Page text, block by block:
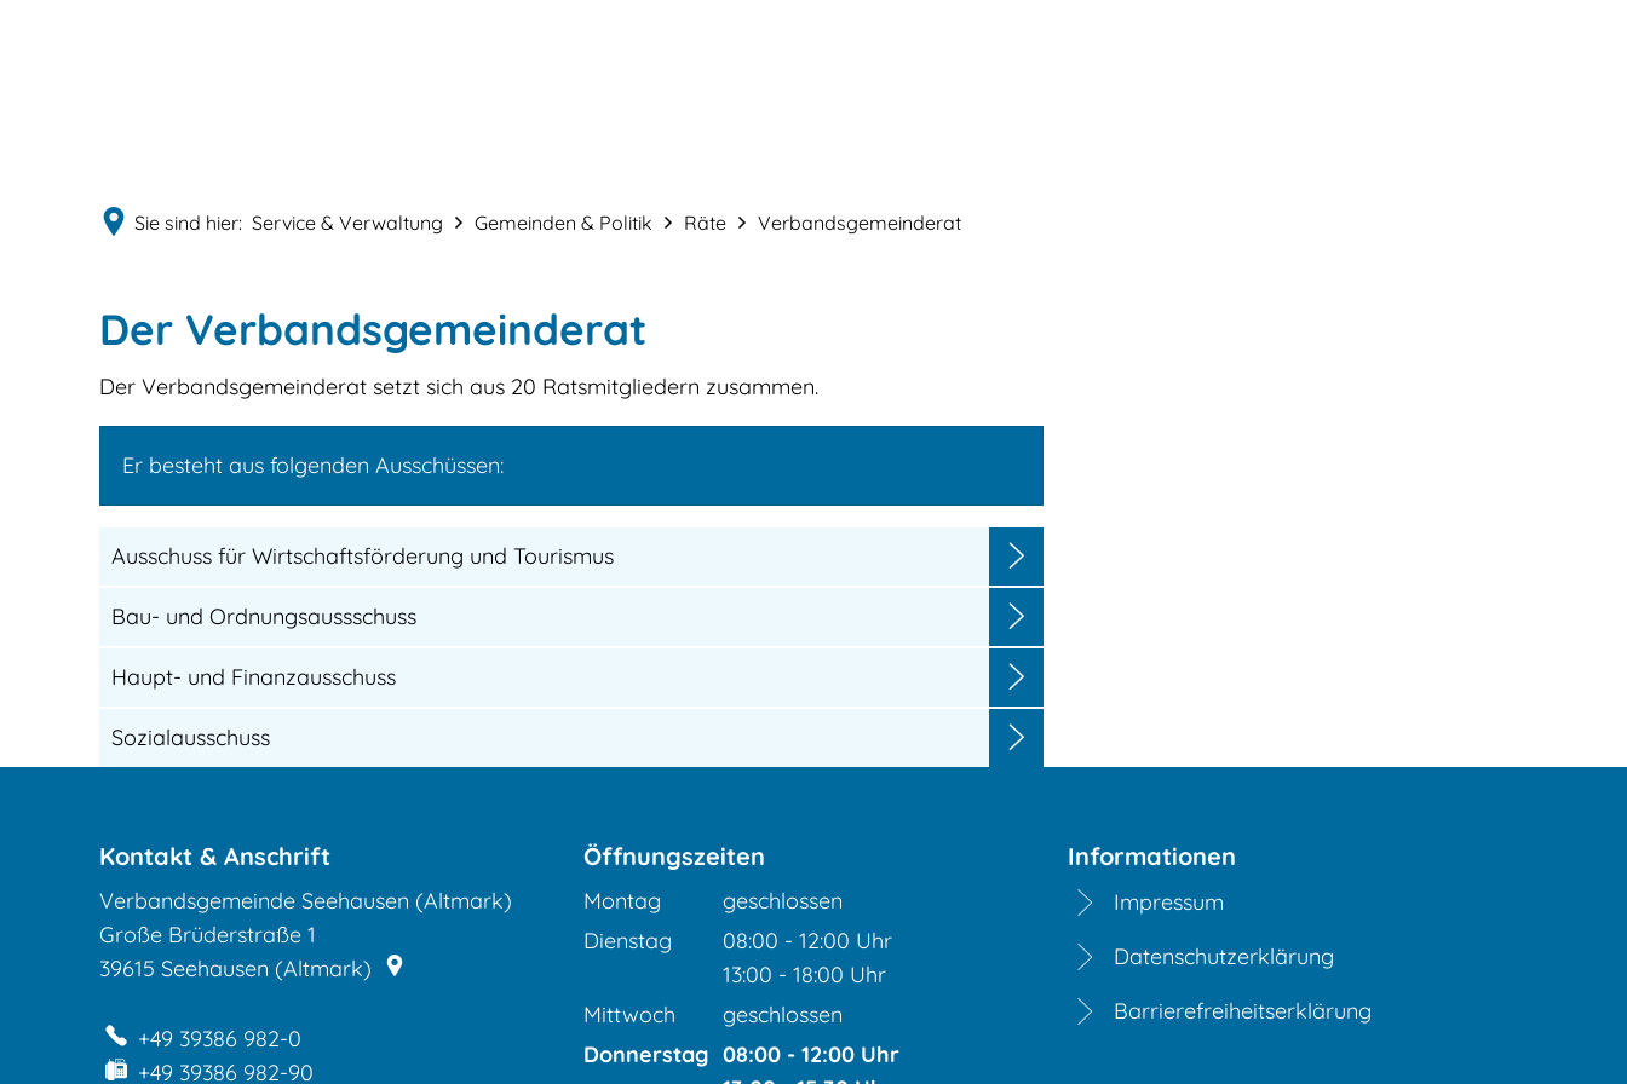
Sie sind hier: Service & Verwaltung Gemeinden & Politik Räte Verbandsgemeinderat
Verbandsgemeinderat
Der Verbandsgemeinderat
Der Verbandsgemeinderat setzt sich aus 20 Ratsmitgliedern zusammen.
Er besteht aus folgenden Ausschüssen:
Ausschuss für Wirtschaftsförderung und Tourismus
Bau- und Ordnungsaussschuss
Haupt- und Finanzausschuss
Sozialausschuss
Kontakt & Anschrift
Verbandsgemeinde Seehausen (Altmark)
Große Brüderstraße 1
39615 Seehausen (Altmark)
+49 39386 982-0
+49 39386 982-90
Öffnungszeiten
Montag
geschlossen
Dienstag
08:00 - 12:00 Uhr
Von 08:00 bis 12:00 Uhr
13:00 - 18:00 Uhr
Von 13:00 bis 18:00 Uhr
Mittwoch
geschlossen
Donnerstag 08:00 - 12:00 Uhr
Informationen
Impressum
Datenschutzerklärung
Barrierefreiheitserklärung